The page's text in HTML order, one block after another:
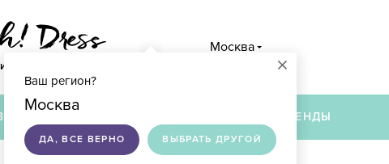
по подбору свадебных платьев
Москва
×
Ваш регион?
Москва
ДА, ВСЕ ВЕРНО ВЫБРАТЬ ДРУГОЙ
ПЛАТЬЯ БРЕНДЫ